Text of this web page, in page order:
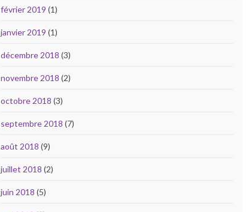
février 2019 (1)
janvier 2019 (1)
décembre 2018 (3)
novembre 2018 (2)
octobre 2018 (3)
septembre 2018 (7)
août 2018 (9)
juillet 2018 (2)
juin 2018 (5)